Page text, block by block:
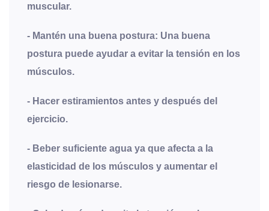
muscular.
- Mantén una buena postura: Una buena
postura puede ayudar a evitar la tensión en los
músculos.
- Hacer estiramientos antes y después del
ejercicio.
- Beber suficiente agua ya que afecta a la
elasticidad de los músculos y aumentar el
riesgo de lesionarse.